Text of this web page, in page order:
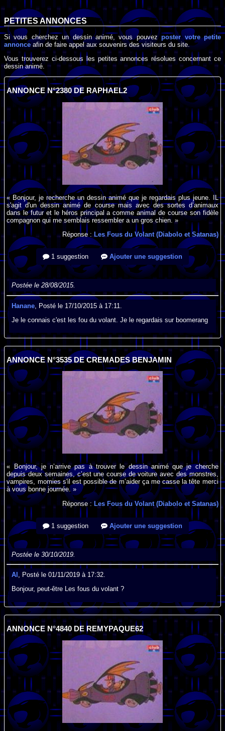
PETITES ANNONCES
Si vous cherchez un dessin animé, vous pouvezposter votre petite
annonceafin de faire appel aux souvenirs des visiteurs du site.
Vous trouverez ci-dessous les petites annonces résolues concernant ce
dessin animé.
ANNONCE N°2380 DE RAPHAEL2
« Bonjour, je recherche un dessin animé que je regardais plus jeune. IL
s'agit d'un dessin animé de course mais avec des sortes d’animaux
dans le futur et le héros principal a comme animal de course son fidèle
compagnon qui me semblais ressembler a un gros chien. »
Réponse :Les Fous du Volant (Diabolo et Satanas)
1 suggestion Ajouter une suggestion
Postée le 28/08/2015.
Hanane , Posté le 17/10/2015 à 17:11.
Je le connais c'est les fou du volant. Je le regardais sur boomerang
ANNONCE N°3535 DE CREMADES BENJAMIN
« Bonjour, je n’arrive pas à trouver le dessin animé que je cherche
depuis deux semaines, c’est une course de voiture avec des monstres,
vampires, momies s'il est possible de m’aider ça me casse la tête merci
à vous bonne journée. »
Réponse :Les Fous du Volant (Diabolo et Satanas)
1 suggestion Ajouter une suggestion
Postée le 30/10/2019.
Al
, Posté le 01/11/2019 à 17:32.
Bonjour, peut-être Les fous du volant ?
ANNONCE N°4840 DE REMYPAQUE62